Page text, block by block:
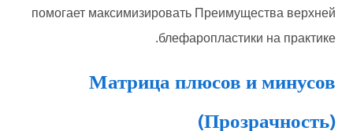
помогает максимизировать Преимущества верхней
блефаропластики на практике.
Матрица плюсов и минусов
(Прозрачность)